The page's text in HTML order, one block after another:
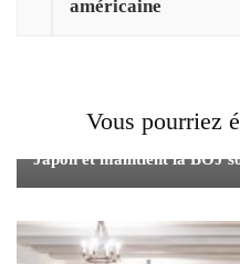
américaine
Vous pourriez
L'inflation modérée
Japon et maintient la BOJ